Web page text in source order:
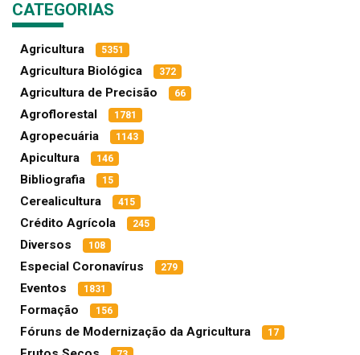
CATEGORIAS
Agricultura 5351
Agricultura Biológica 372
Agricultura de Precisão 66
Agroflorestal 1781
Agropecuária 1143
Apicultura 146
Bibliografia 15
Cerealicultura 415
Crédito Agrícola 245
Diversos 108
Especial Coronavírus 279
Eventos 1831
Formação 156
Fóruns de Modernização da Agricultura 17